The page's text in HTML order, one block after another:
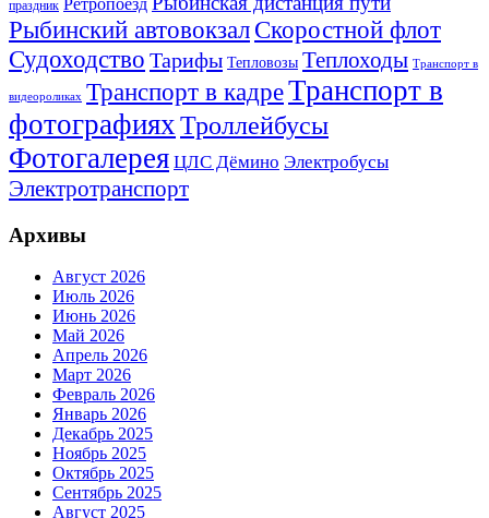
праздник
Рыбинский автовокзал Скоростной флот
Судоходство Тарифы Тепловозы Теплоходы Транспорт в
видеороликах Транспорт в кадреТранспорт в
фотографияхТроллейбусы
Фотогалерея ЦЛС Дёмино Электробусы
Электротранспорт
Архивы
Август 2026
Июль 2026
Июнь 2026
Май 2026
Апрель 2026
Март 2026
Февраль 2026
Январь 2026
Декабрь 2025
Ноябрь 2025
Октябрь 2025
Сентябрь 2025
Август 2025